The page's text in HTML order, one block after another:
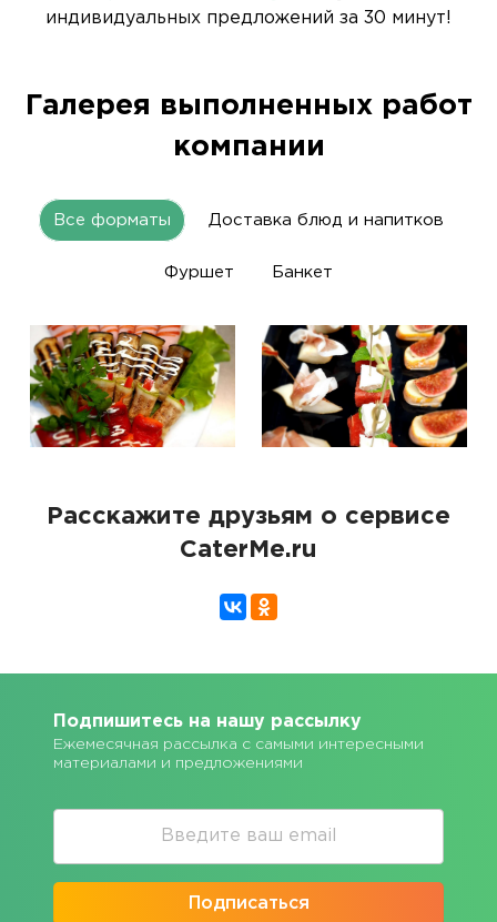
индивидуальных предложений за 30 минут!
Галерея выполненных работ
компании
Все форматы Доставка блюд и напитков
Фуршет Банкет
Расскажите друзьям о сервисе
CaterMe.ru
Подпишитесь на нашу рассылку
Ежемесячная рассылка с самыми интересными
материалами и предложениями
Подписаться